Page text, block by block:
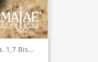
1,7 Bis...